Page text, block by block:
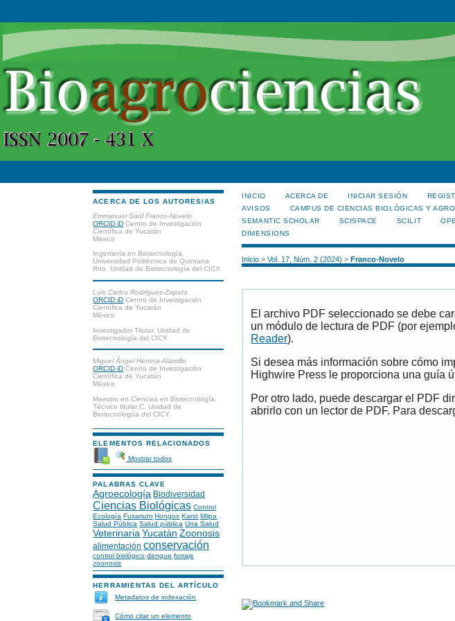
ACERCA DE LOS AUTORES/AS
Emmanuel Saúl Franco-Novelo
ORCID iD Centro de Investigación
Científica de Yucatán
México
Ingeniería en Biotecnología.
Universidad Politécnica de Quintana
Roo. Unidad de Biotecnología del CICY.
Luis Carlos Rodriguez-Zapata
ORCID iD Centro de Investigación
Científica de Yucatán
México
Investigador Titular. Unidad de
Biotecnología del CICY.
Miguel Ángel Herrera-Alamillo
ORCID iD Centro de Investigación
Científica de Yucatán
México
Maestro en Ciencias en Biotecnología.
Técnico titular C. Unidad de
Biotecnologúa del CICY.
ELEMENTOS RELACIONADOS
Mostrar todos
PALABRAS CLAVE
Agroecología Biodiversidad
Ciencias Biológicas Control
Ecología Fusarium Hongos Karst Milpa
Salud Pública Salud pública Una Salud
Veterinaria Yucatán Zoonosis
alimentación conservación
control biológico dengue forraje
zoonosis
HERRAMIENTAS DEL ARTÍCULO
Metadatos de indexación
Cómo citar un elemento
INICIO ACERCA DE INICIAR SESIÓN
AVISOS
CAMPUS DE CIENCIAS BIOLÓGICAS Y
SEMANTIC SCHOLAR
SCISPACE SCILIT
DIMENSIONS
Inicio >Vol. 17, Núm. 2 (2024) >Franco-Novelo
El archivo PDF seleccionado se debe
un módulo de lectura de PDF (por
Reader).
Si desea más información sobre cómo
Highwire Press le proporciona una guía
Por otro lado, puede descargar el PDF
abrirlo con un lector de PDF. Para